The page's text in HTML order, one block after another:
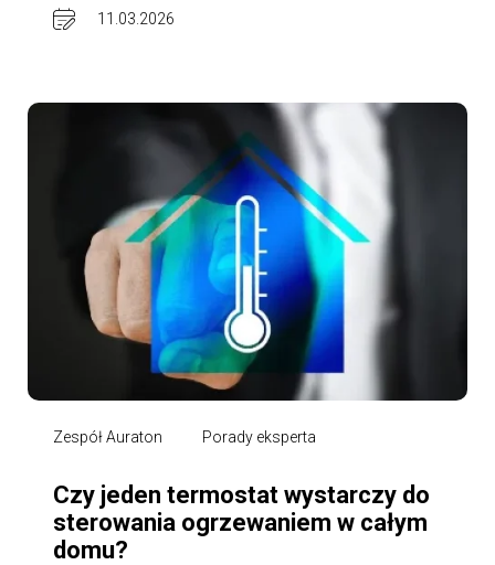
11.03.2026
Zespół Auraton Porady eksperta
Czy jeden termostat wystarczy do
sterowania ogrzewaniem w całym
domu?